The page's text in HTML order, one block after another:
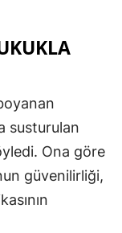
susturulan
Ona göre
güvenilirliği,